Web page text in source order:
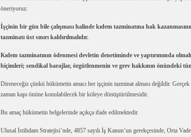
öneriyoruz:
İşçinin bir gün bile çalışması halinde kıdem tazminatına hak
tazminatı üst sınırı kaldırılmalıdır.
Kıdem tazminatının ödenmesi devletin denetiminde ve yaptırımında
biçimleri; sendikal barajlar, örgütlenmenin ve grev hakkının önündeki
Direneceğiz çünkü hükümetin amacı her işçinin tazminat alması değildir.
zaman kapı önüne konulabilecek bir köleye dönüştürülmesidir.
Bu amaç hükümetin belgelerinde açıkça ifade edilmektedir.
Ulusal İstihdam Stratejisi’nde, 4857 sayılı İş Kanun’un gerekçesinde, Orta